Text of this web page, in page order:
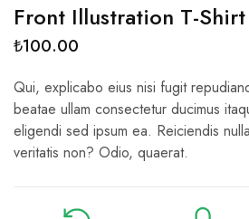
Front Illustration T-Shirt
₺100.00
Qui, explicabo eius nisi fugit
beatae ullam consectetur ducimus
eligendi sed ipsum ea. Reiciendis
veritatis non? Odio, quaerat.